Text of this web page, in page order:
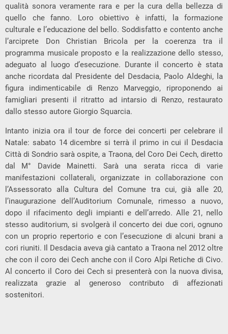
qualità sonora veramente rara e per la cura della bellezza di
quello che fanno. Loro obiettivo è infatti, la formazione
culturale e l’educazione del bello. Soddisfatto e contento anche
l’arciprete Don Christian Bricola per la coerenza tra il
programma musicale proposto e la realizzazione dello stesso,
adeguato al luogo d’esecuzione. Durante il concerto è stata
anche ricordata dal Presidente del Desdacia, Paolo Aldeghi, la
figura indimenticabile di Renzo Marveggio, riproponendo ai
famigliari presenti il ritratto ad intarsio di Renzo, restaurato
dallo stesso autore Giorgio Squarcia.
Intanto inizia ora il tour de force dei concerti per celebrare il
Natale: sabato 14 dicembre si terrà il primo in cui il Desdacia
Città di Sondrio sarà ospite, a Traona, del Coro Dei Cech, diretto
dal M° Davide Mainetti. Sarà una serata ricca di varie
manifestazioni collaterali, organizzate in collaborazione con
l’Assessorato alla Cultura del Comune tra cui, già alle 20,
l’inaugurazione dell’Auditorium Comunale, rimesso a nuovo,
dopo il rifacimento degli impianti e dell’arredo. Alle 21, nello
stesso auditorium, si svolgerà il concerto dei due cori, ognuno
con un proprio repertorio e con l’esecuzione di alcuni brani a
cori riuniti. Il Desdacia aveva già cantato a Traona nel 2012 oltre
che con il coro dei Cech anche con il Coro Alpi Retiche di Civo.
Al concerto il Coro dei Cech si presenterà con la nuova divisa,
realizzata grazie al generoso contributo di affezionati
sostenitori.